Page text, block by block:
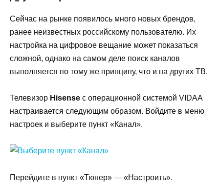
Сейчас на рынке появилось много новых брендов,
ранее неизвестных российскому пользователю. Их
настройка на цифровое вещание может показаться
сложной, однако на самом деле поиск каналов
выполняется по тому же принципу, что и на других ТВ.
Телевизор Hisense с операционной системой VIDAA
настраивается следующим образом. Войдите в меню
настроек и выберите пункт «Канал».
Перейдите в пункт «Тюнер» — «Настроить».